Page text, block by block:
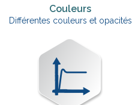
Couleurs
Différentes couleurs et opacités